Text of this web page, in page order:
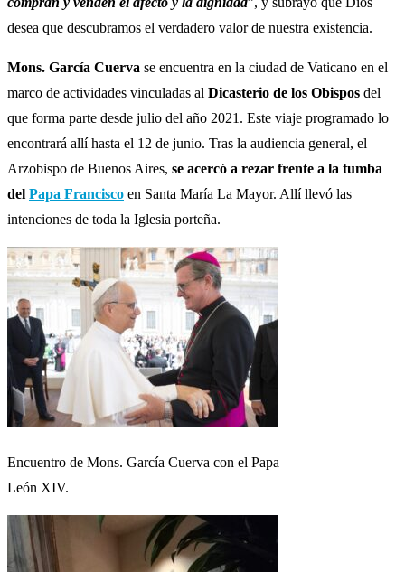
desea que descubramos el verdadero valor de nuestra existencia.
Mons. García Cuerva se encuentra en la ciudad de Vaticano en el
marco de actividades vinculadas al Dicasterio de los Obispos del
que forma parte desde julio del año 2021. Este viaje programado lo
encontrará allí hasta el 12 de junio. Tras la audiencia general, el
Arzobispo de Buenos Aires, se acercó a rezar frente a la tumba
del Papa Francisco en Santa María La Mayor. Allí llevó las
intenciones de toda la Iglesia porteña.
Encuentro de Mons. García Cuerva con el Papa
León XIV.